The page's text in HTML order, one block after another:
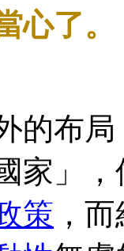
心了。
的布
家」
策 ，